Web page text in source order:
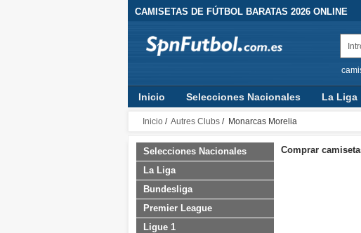
CAMISETAS DE FÚTBOL BARATAS 2026 ONLINE
Inicio Selecciones Nacionales La Liga
Inicio / Autres Clubs / Monarcas Morelia
Selecciones Nacionales
La Liga
Bundesliga
Premier League
Ligue 1
Comprar